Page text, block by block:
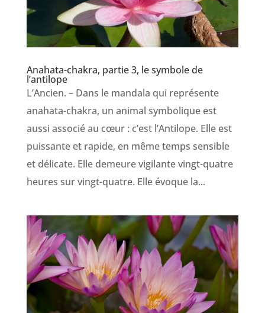
Anahata-chakra, partie 3, le symbole de
l’antilope
L’Ancien. – Dans le mandala qui représente
anahata-chakra, un animal symbolique est
aussi associé au cœur : c’est l’Antilope. Elle est
puissante et rapide, en même temps sensible
et délicate. Elle demeure vigilante vingt-quatre
heures sur vingt-quatre. Elle évoque la...